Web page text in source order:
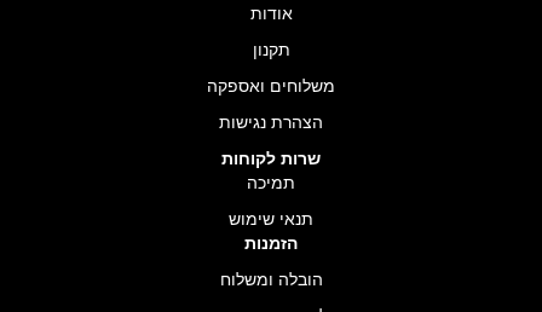
אודות
תקנון
משלוחים ואספקה
הצהרת נגישות
שרות לקוחות
תמיכה
תנאי שימוש
הזמנות
הובלה ומשלוח